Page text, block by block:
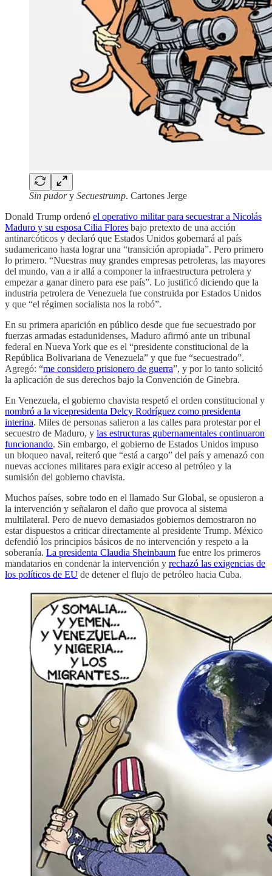
Sin pudory Secuestrump. Cartones Jerge
Donald Trump ordenó el operativo militar para secuestrar a Nicolás
Maduro y su esposa Cilia Flores bajo pretexto de una acción
antinarcóticos y declaró que Estados Unidos gobernará al país
sudamericano hasta lograr una “transición apropiada”. Pero primero
lo primero. “Nuestras muy grandes empresas petroleras, las mayores
del mundo, van a ir allá a componer la infraestructura petrolera y
empezar a ganar dinero para ese país”. Lo justificó diciendo que la
industria petrolera de Venezuela fue construida por Estados Unidos
y que “el régimen socialista nos la robó”.
En su primera aparición en público desde que fue secuestrado por
fuerzas armadas estadunidenses, Maduro afirmó ante un tribunal
federal en Nueva York que es el “presidente constitucional de la
República Bolivariana de Venezuela” y que fue “secuestrado”.
Agregó: “me considero prisionero de guerra”, y por lo tanto solicitó
la aplicación de sus derechos bajo la Convención de Ginebra.
En Venezuela, el gobierno chavista respetó el orden constitucional y
nombró a la vicepresidenta Delcy Rodríguez como presidenta
interina. Miles de personas salieron a las calles para protestar por el
secuestro de Maduro, y las estructuras gubernamentales continuaron
funcionando. Sin embargo, el gobierno de Estados Unidos impuso
un bloqueo naval, reiteró que “está a cargo” del país y amenazó con
nuevas acciones militares para exigir acceso al petróleo y la
sumisión del gobierno chavista.
Muchos países, sobre todo en el llamado Sur Global, se opusieron a
la intervención y señalaron el daño que provoca al sistema
multilateral. Pero de nuevo demasiados gobiernos demostraron no
estar dispuestos a criticar directamente al presidente Trump. México
defendió los principios básicos de no intervención y respeto a la
soberanía. La presidenta Claudia Sheinbaum fue entre los primeros
mandatarios en condenar la intervención y rechazó las exigencias de
los políticos de EU de detener el flujo de petróleo hacia Cuba.